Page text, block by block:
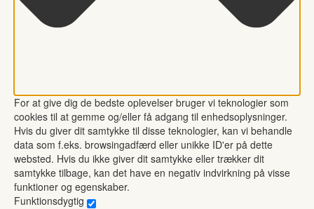
For at give dig de bedste oplevelser bruger vi teknologier som
cookies til at gemme og/eller få adgang til enhedsoplysninger.
Hvis du giver dit samtykke til disse teknologier, kan vi behandle
data som f.eks. browsingadfærd eller unikke ID'er på dette
websted. Hvis du ikke giver dit samtykke eller trækker dit
samtykke tilbage, kan det have en negativ indvirkning på visse
funktioner og egenskaber.
Funktionsdygtig